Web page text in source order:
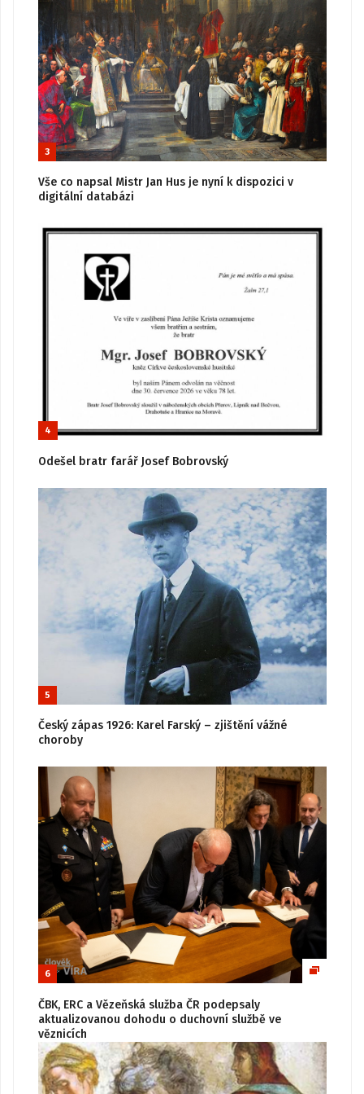
3
Vše co napsal Mistr Jan Hus je nyní k dispozici v
digitální databázi
4
Odešel bratr farář Josef Bobrovský
5
Český zápas 1926: Karel Farský – zjištění vážné
choroby
6
ČBK, ERC a Vězeňská služba ČR podepsaly
aktualizovanou dohodu o duchovní službě ve
věznicích